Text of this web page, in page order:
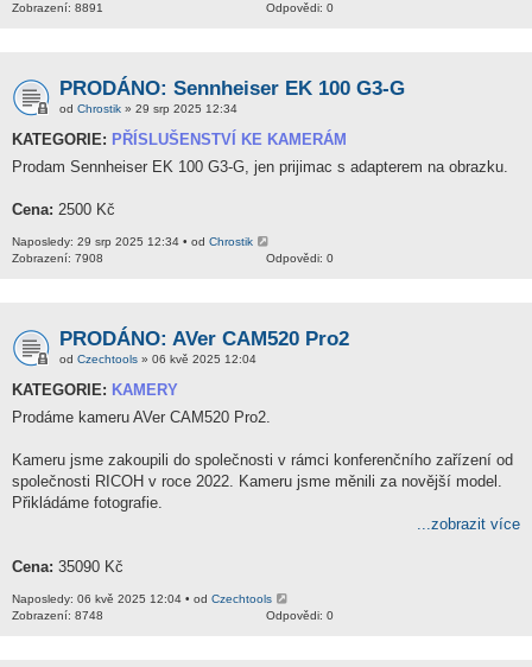
Odpovědi: 0
Zobrazení: 8891
PRODÁNO: Sennheiser EK 100 G3-G
od Chrostik » 29 srp 2025 12:34
KATEGORIE: PŘÍSLUŠENSTVÍ KE KAMERÁM
Prodam Sennheiser EK 100 G3-G, jen prijimac s adapterem na obrazku.
Cena: 2500 Kč
Naposledy: 29 srp 2025 12:34 • od Chrostik
Odpovědi: 0
Zobrazení: 7908
PRODÁNO: AVer CAM520 Pro2
od Czechtools » 06 kvě 2025 12:04
KATEGORIE: KAMERY
Prodáme kameru AVer CAM520 Pro2.
Kameru jsme zakoupili do společnosti v rámci konferenčního zařízení od
společnosti RICOH v roce 2022. Kameru jsme měnili za novější model.
Přikládáme fotografie.
...zobrazit více
Cena: 35090 Kč
Naposledy: 06 kvě 2025 12:04 • od Czechtools
Odpovědi: 0
Zobrazení: 8748